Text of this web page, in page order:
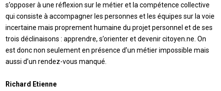
s’opposer à une réflexion sur le métier et la compétence collective
qui consiste à accompagner les personnes et les équipes sur la voie
incertaine mais proprement humaine du projet personnel et de ses
trois déclinaisons : apprendre, s’orienter et devenir citoyen.ne. On
est donc non seulement en présence d’un métier impossible mais
aussi d’un rendez-vous manqué.
Richard Etienne